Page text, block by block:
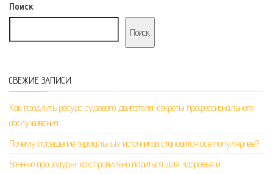
Поиск
Поиск
СВЕЖИЕ ЗАПИСИ
Как продлить ресурс судового двигателя: секреты профессионального
обслуживания
Почему посещение термальных источников становится все популярнее?
Банные процедуры: как правильно париться для здоровья и